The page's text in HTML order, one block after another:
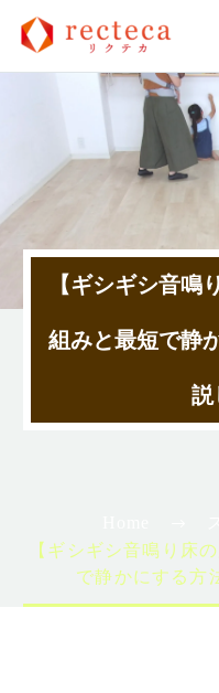
【ギシギシ音鳴
組みと最短で静
説
【ギシギシ音鳴り床
で静かにする方